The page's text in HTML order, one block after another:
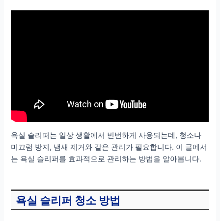
욕실 슬리퍼는 일상 생활에서 빈번하게 사용되는데, 청소나
미끄럼 방지, 냄새 제거와 같은 관리가 필요합니다. 이 글에서
는 욕실 슬리퍼를 효과적으로 관리하는 방법을 알아봅니다.
욕실 슬리퍼 청소 방법